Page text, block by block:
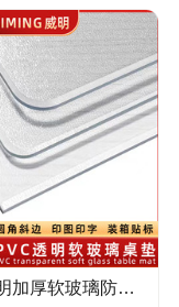
pvc桌垫透明加厚软玻璃防水防滑防油免洗茶几垫塑料水晶板桌布